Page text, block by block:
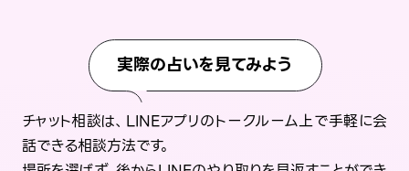
実際の占いを見てみよう
チャット相談は、LINEアプリのトークルーム上で手軽に会
話できる相談方法です。